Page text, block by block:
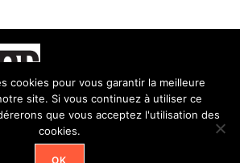
cookies pour vous garantir la meilleure
site. Si vous continuez à utiliser ce
que vous acceptez l'utilisation des
cookies.
OK